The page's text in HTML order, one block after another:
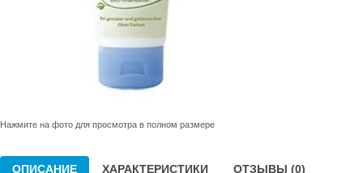
Нажмите на фото для просмотра в полном размере
ОПИСАНИЕ ХАРАКТЕРИСТИКИ ОТЗЫВЫ (0)